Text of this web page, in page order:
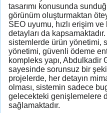
tasarımı konusunda
görünüm oluşturmaktan
SEO uyumu, hızlı erişim
detayları da
sistemlerde ürün yönetimi,
yönetimi, güvenli ödeme
kompleks yapı, Abdulkadir
sayesinde sorunsuz bir
projelerde, her detayın
olması, sistemin sadece
gelecekteki genişlemelere
sağlamaktadır.